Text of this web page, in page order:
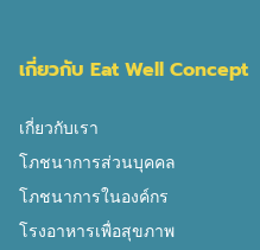
เกี่ยวกับ Eat Well Concept
เกี่ยวกับเรา
โภชนาการส่วนบุคคล
โภชนาการในองค์กร
โรงอาหารเพื่อสุขภาพ